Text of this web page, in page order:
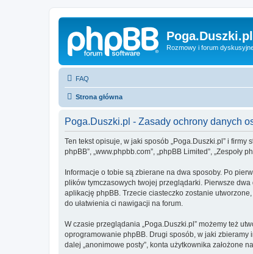
Poga.Duszki.pl
Rozmowy i forum
FAQ
Strona główna
Poga.Duszki.pl - Zasady ochrony danych
Ten tekst opisuje, w jaki sposób „Poga.Duszki.pl” i firmy
phpBB”, „www.phpbb.com”, „phpBB Limited”,
Informacje o tobie są zbierane na dwa sposoby. Po
plików tymczasowych twojej przeglądarki. Pierwsze
aplikację phpBB. Trzecie ciasteczko zostanie
do ułatwienia ci nawigacji na forum.
W czasie przeglądania „Poga.Duszki.pl” możemy też
oprogramowanie phpBB. Drugi sposób, w jaki zbieramy
dalej „anonimowe posty”, konta użytkownika założone